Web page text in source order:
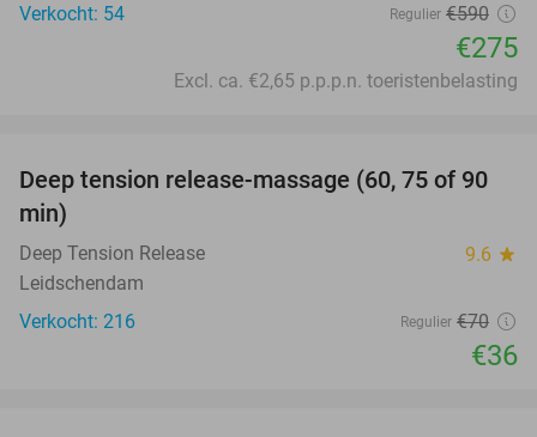
Verkocht: 54
Regulier €590
€275
Excl. ca. €2,65 p.p.p.n. toeristenbelasting
49%
Deep tension release-massage (60, 75 of 90
min)
Deep Tension Release 9.6 star
Leidschendam
Verkocht: 216
Regulier €70
€36